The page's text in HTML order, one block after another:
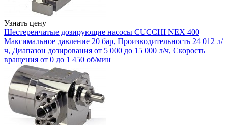
Узнать цену
Шестеренчатые дозирующие насосы CUCCHI NEX 400
Максимальное давление 20 бар, Производительность 24 012 л/
ч, Диапазон дозирования от 5 000 до 15 000 л/ч, Скорость
вращения от 0 до 1 450 об/мин